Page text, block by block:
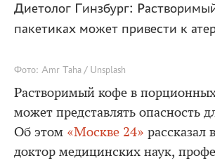
Диетолог Гинзбург:
пакетиках может привести к
Фото: Amr Taha / Unsplash
Растворимый кофе в
может представлять опасность
Об этом «Москве 24» рассказал
доктор медицинских наук,